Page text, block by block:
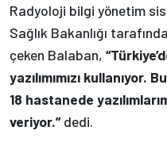
Radyoloji bilgi yönetim
Sağlık Bakanlığı
çeken Balaban,
yazılımımızı kullanıyor.
18 hastanede
veriyor.”dedi.